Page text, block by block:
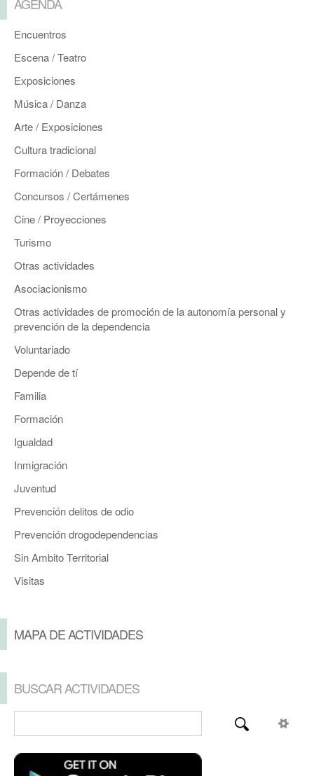
Encuentros
Escena / Teatro
Exposiciones
Música / Danza
Arte / Exposiciones
Cultura tradicional
Formación / Debates
Concursos / Certámenes
Cine / Proyecciones
Turismo
Otras actividades
Asociacionismo
Otras actividades de promoción de la autonomía personal y
prevención de la dependencia
Voluntariado
Depende de tí
Familia
Formación
Igualdad
Inmigración
Juventud
Prevención delitos de odio
Prevención drogodependencias
Sin Ambito Territorial
Visitas
MAPA DE ACTIVIDADES
BUSCAR ACTIVIDADES